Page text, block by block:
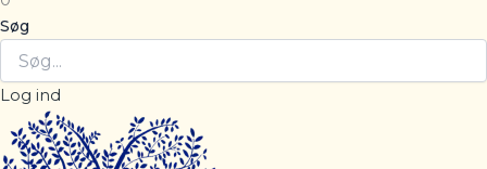
Søg
Log ind